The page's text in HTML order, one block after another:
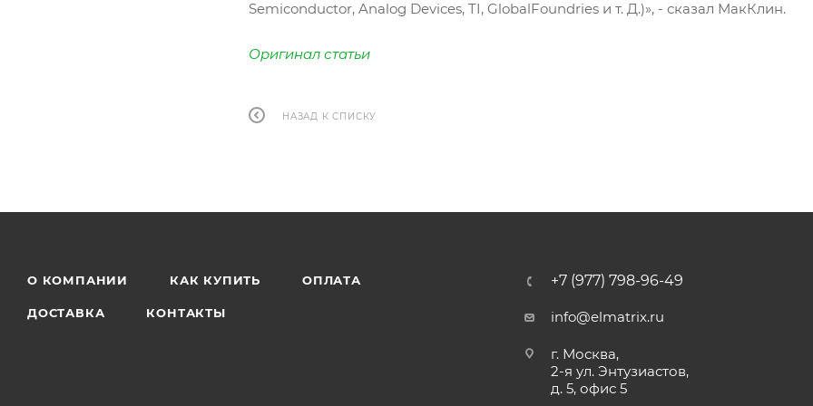
Semiconductor, Analog Devices, TI, GlobalFoundries и т. Д.)», - сказал МакКлин.
Оригинал статьи
НАЗАД К СПИСКУ
О КОМПАНИИ КАК КУПИТЬ ОПЛАТА
ДОСТАВКА КОНТАКТЫ
+7 (977) 798-96-49
info@elmatrix.ru
г. Москва,
2-я ул. Энтузиастов,
д. 5, офис 5